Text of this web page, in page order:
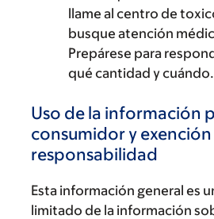
llame al centro de
busque atención
Prepárese para
qué cantidad y cuándo.
Uso de la información
consumidor y
responsabilidad
Esta información general es
limitado de la información